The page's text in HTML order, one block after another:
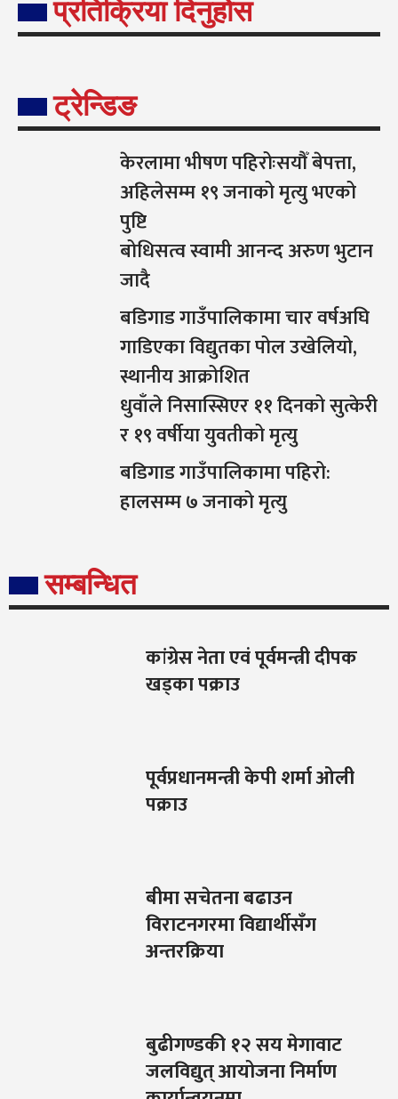
प्रतिक्रिया दिनुहोस
ट्रेन्डिङ
केरलामा भीषण पहिरोःसयौँ बेपत्ता,
अहिलेसम्म १९ जनाको मृत्यु भएको
पुष्टि
बोधिसत्व स्वामी आनन्द अरुण भुटान
जादै
बडिगाड गाउँपालिकामा चार वर्षअघि
गाडिएका विद्युतका पोल उखेलियो,
स्थानीय आक्रोशित
धुवाँले निसास्सिएर ११ दिनको सुत्केरी
र १९ वर्षीया युवतीको मृत्यु
बडिगाड गाउँपालिकामा पहिरो:
हालसम्म ७ जनाको मृत्यु
सम्बन्धित
कांग्रेस नेता एवं पूर्वमन्त्री दीपक
खड्का पक्राउ
पूर्वप्रधानमन्त्री केपी शर्मा ओली
पक्राउ
बीमा सचेतना बढाउन
विराटनगरमा विद्यार्थीसँग
अन्तरक्रिया
बुढीगण्डकी १२ सय मेगावाट
जलविद्युत् आयोजना निर्माण